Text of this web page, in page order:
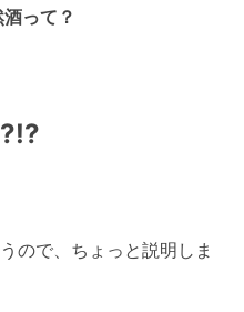
って？
ので、ちょっと説明しま